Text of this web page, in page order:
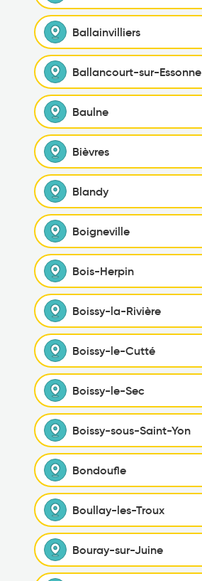
Ballainvilliers
Ballancourt-sur-Essonne
Baulne
Bièvres
Blandy
Boigneville
Bois-Herpin
Boissy-la-Rivière
Boissy-le-Cutté
Boissy-le-Sec
Boissy-sous-Saint-Yon
Bondoufle
Boullay-les-Troux
Bouray-sur-Juine